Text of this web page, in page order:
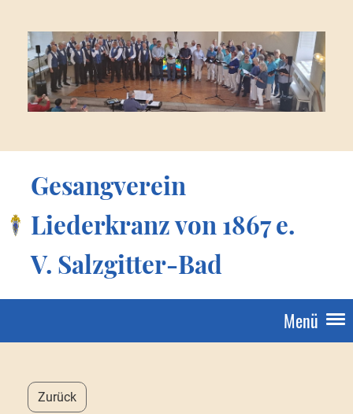
Gesangverein
Liederkranz von 1867 e.
V. Salzgitter-Bad
Menü
Zurück